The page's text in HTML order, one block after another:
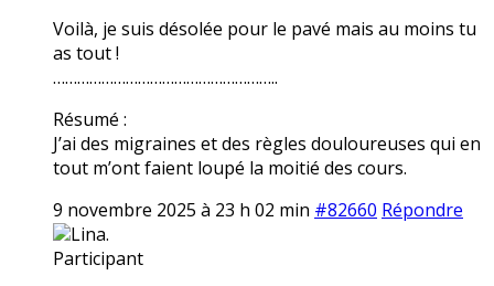
Voilà, je suis désolée pour le pavé mais au moins tu
as tout !
………………………………………………..
Résumé :
J’ai des migraines et des règles douloureuses qui en
tout m’ont faient loupé la moitié des cours.
9 novembre 2025 à 23 h 02 min #82660 Répondre
Lina.
Participant